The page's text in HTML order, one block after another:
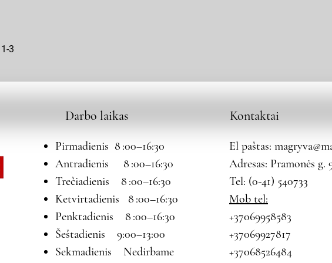
3
Darbo laikas
Pirmadienis 8 :00–16:30
Antradienis 8 :00–16:30
Trečiadienis 8 :00–16:30
Ketvirtadienis 8 :00–16:30
Penktadienis 8 :00–16:30
Šeštadienis 9:00–13:00
Sekmadienis Nedirbame
Kontaktai
El paštas:
Adresas: Pramonės g.
Tel: (0-41) 540733
Mob tel:
+37069958583
+37069927817
+37068526484